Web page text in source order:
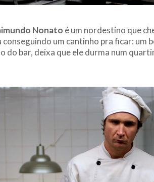
Nonato é um nordestino que
conseguindo um cantinho pra ficar:
do bar, deixa que ele durma num